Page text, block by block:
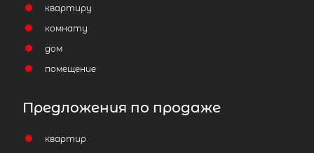
квартиру
комнату
дом
помещение
Предложения по продаже
квартир